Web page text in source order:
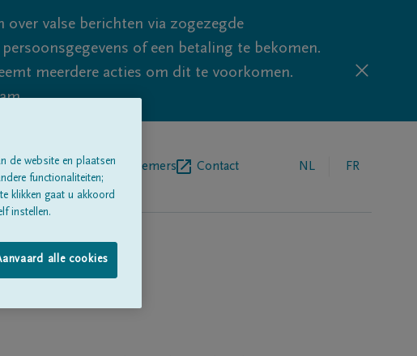
valse berichten via zogezegde
of een betaling te bekomen.
meerdere acties om dit te voorkomen.
onsBegrafenisondernemers Contact NL FR
de website en plaatsen
functionaliteiten;
klikken gaat u akkoord
instellen.
alle cookies